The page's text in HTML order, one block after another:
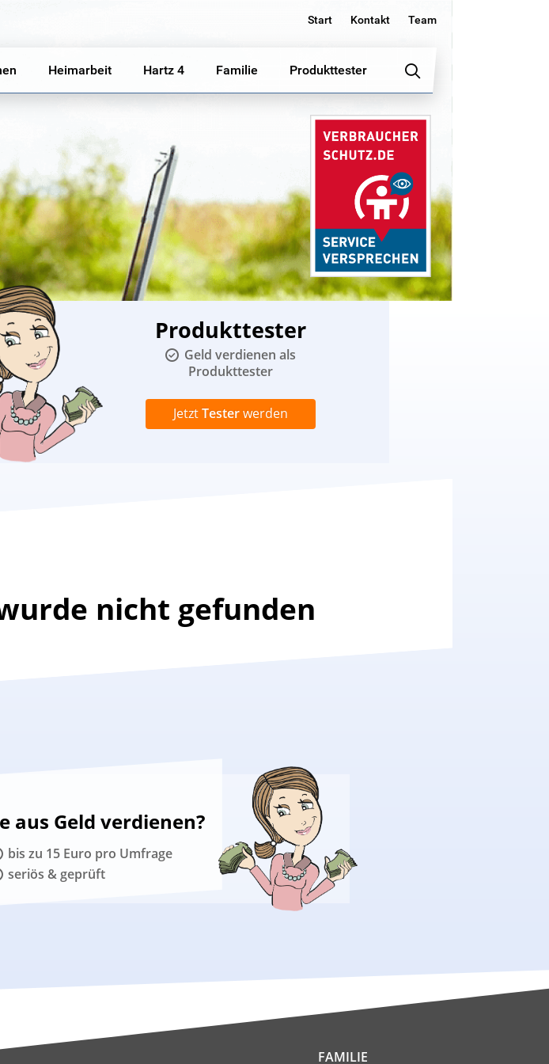
Start Kontakt Team
Heimarbeit Hartz 4 Familie Produkttester
Produkttester
Geld verdienen als
Produkttester
JetztTesterwerden
nicht gefunden
aus Geld verdienen?
bis zu 15 Euro pro Umfrage
seriös & geprüft
FAMILIE